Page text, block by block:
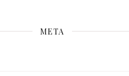
META